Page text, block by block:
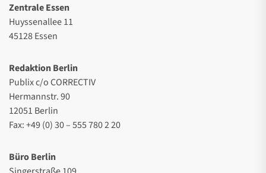
Zentrale Essen
Huyssenallee 11
45128 Essen
Redaktion Berlin
Publix c/o CORRECTIV
Hermannstr. 90
12051 Berlin
Fax: +49 (0) 30 – 555 780 2 20
Büro Berlin